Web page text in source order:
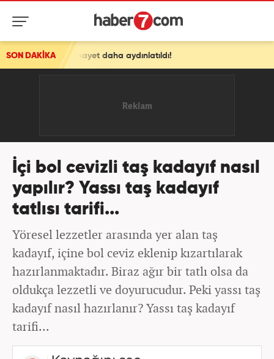
SON DAKİKA
daha aydınlatıldı!
İçi bol cevizli taş kadayıf nasıl
yapılır? Yassı taş kadayıf
tatlısı tarifi...
Yöresel lezzetler arasında yer alan taş
kadayıf, içine bol ceviz eklenip kızartılarak
hazırlanmaktadır. Biraz ağır bir tatlı olsa da
oldukça lezzetli ve doyurucudur. Peki yassı taş
kadayıf nasıl hazırlanır? Yassı taş kadayıf
tarifi...